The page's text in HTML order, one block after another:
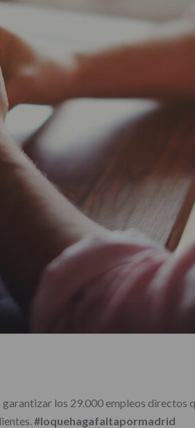
los 29.000 empleos directos
#loquehagafaltapormadrid